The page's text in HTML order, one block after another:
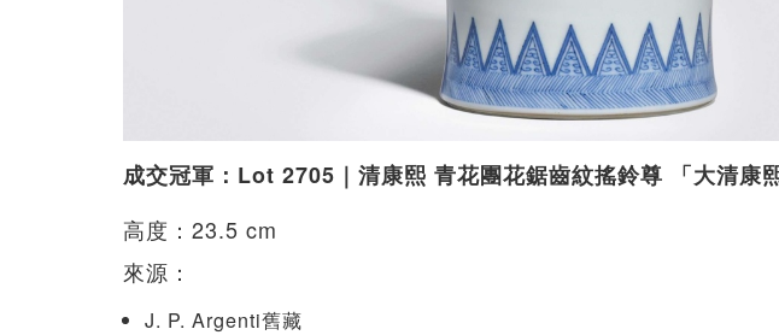
成交冠軍：Lot 2705｜清康熙 青花團花鋸齒紋搖鈴尊 「大清康
高度：23.5 cm
來源：
J. P. Argenti舊藏